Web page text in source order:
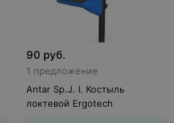
90 руб.
1 предложение
Antar Sp.J. I. Костыль
локтевой Ergotech